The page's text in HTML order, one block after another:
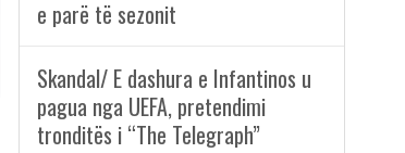
e parë të sezonit
Skandal/ E dashura e Infantinos u
pagua nga UEFA, pretendimi
tronditës i “The Telegraph”